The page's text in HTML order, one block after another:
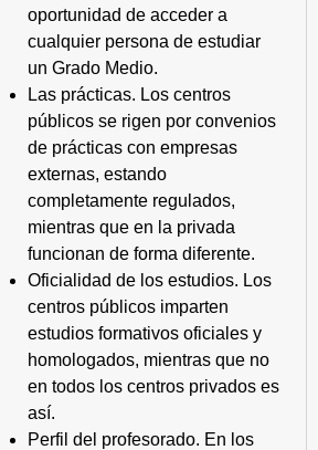
oportunidad de acceder a
cualquier persona de estudiar
un Grado Medio.
Las prácticas. Los centros
públicos se rigen por convenios
de prácticas con empresas
externas, estando
completamente regulados,
mientras que en la privada
funcionan de forma diferente.
Oficialidad de los estudios. Los
centros públicos imparten
estudios formativos oficiales y
homologados, mientras que no
en todos los centros privados es
así.
Perfil del profesorado. En los